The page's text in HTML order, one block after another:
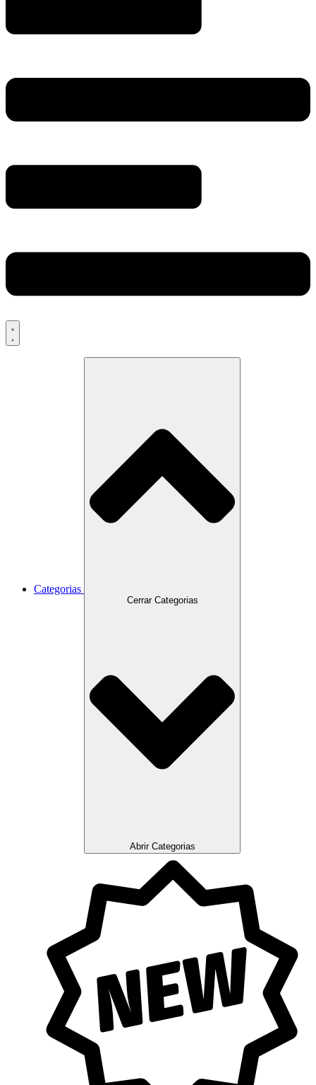
Categorias
Cerrar Categorias
Abrir Categorias